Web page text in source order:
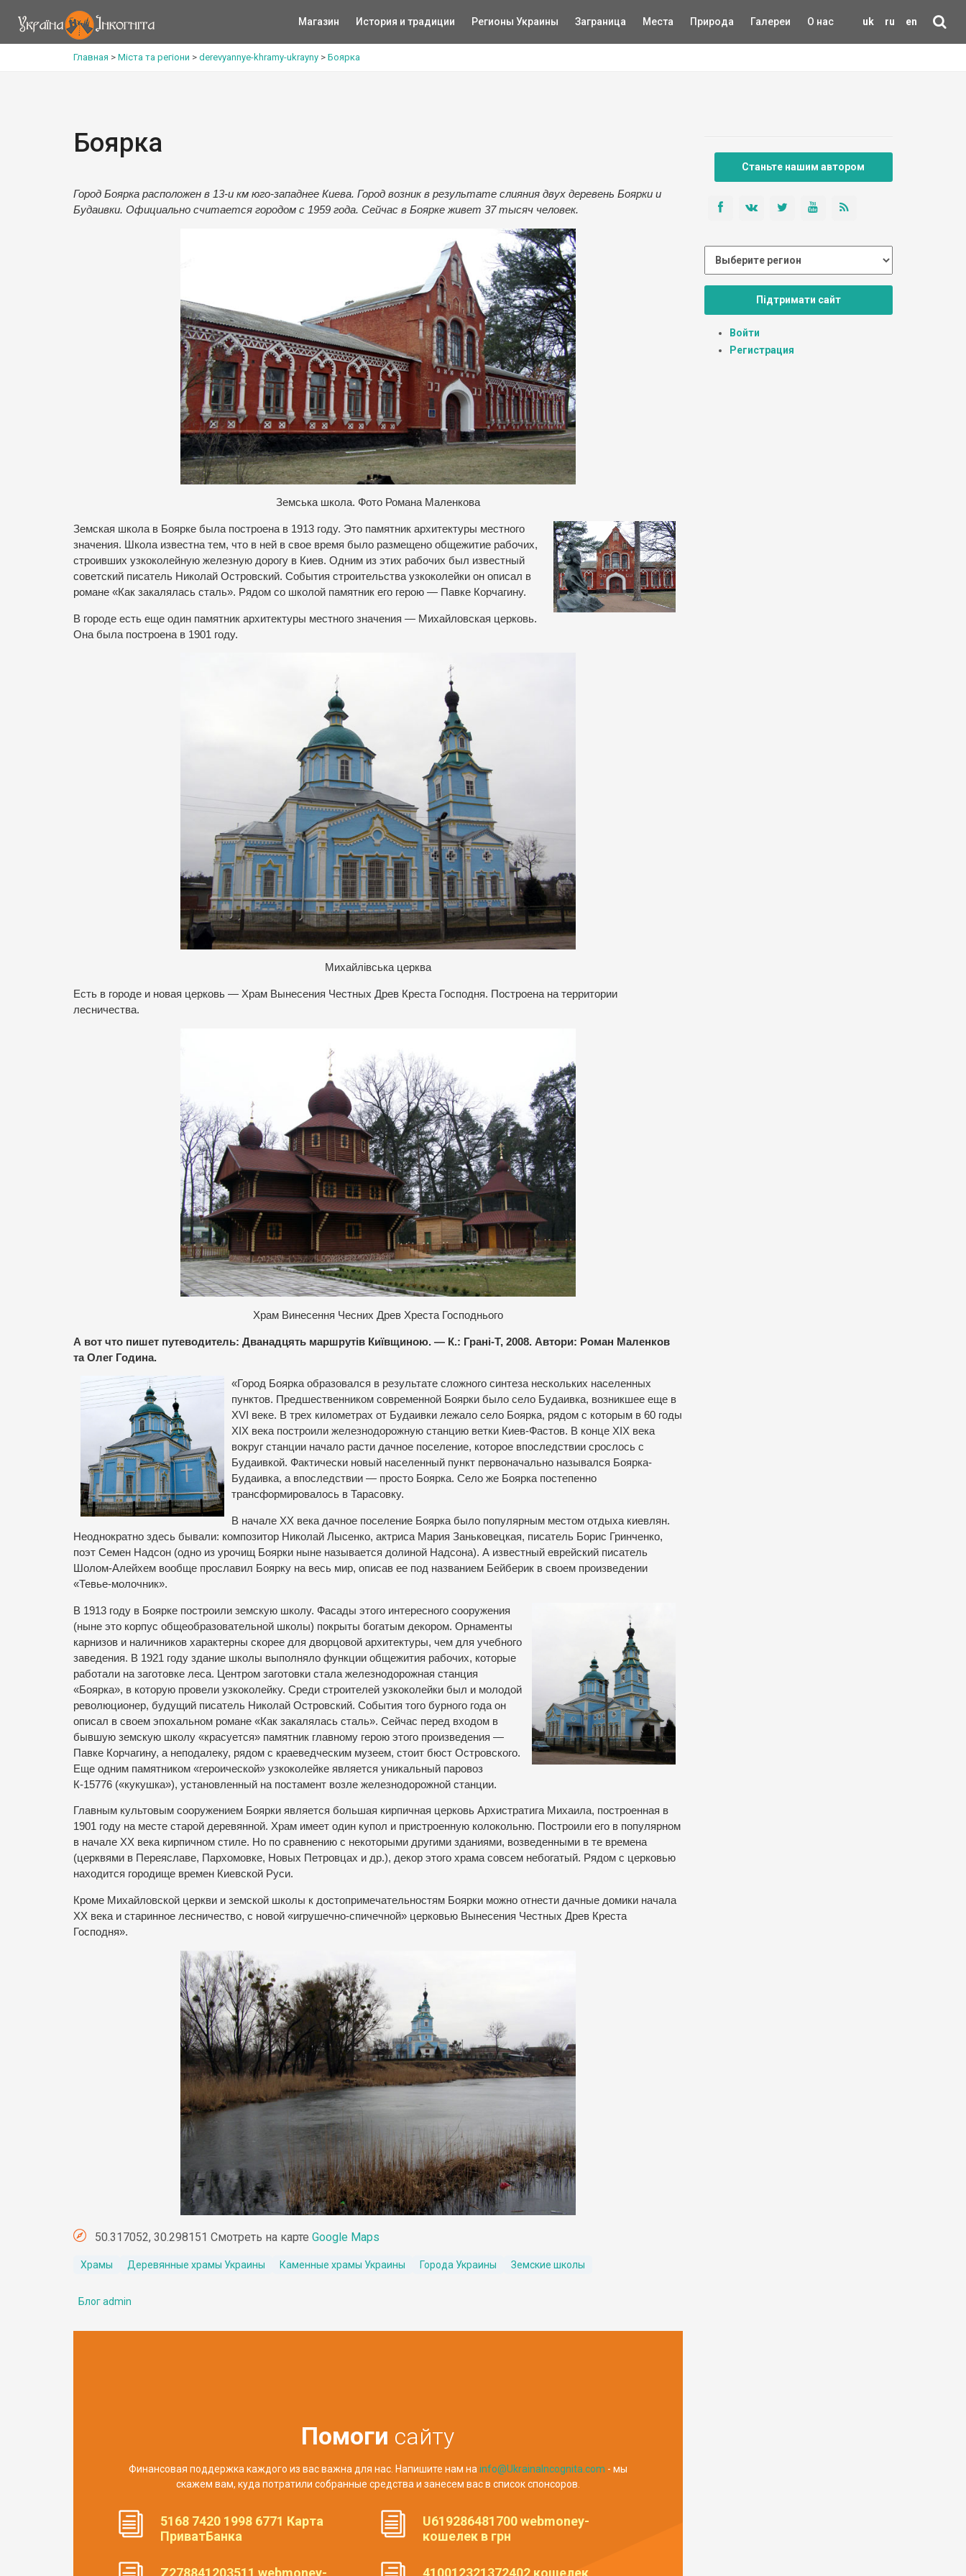
uk ru en
Магазин История и традиции Регионы Украины Заграница Места Природа Галереи О нас
Главная > Міста та регіони > derevyannye-khramy-ukrayny > Боярка
Боярка
Город Боярка расположен в 13-и км юго-западнее Киева. Город возник в результате слияния двух деревень Боярки и
Будаивки. Официально считается городом с 1959 года. Сейчас в Боярке живет 37 тысяч человек.
Земська школа. Фото Романа Маленкова
Земская школа в Боярке была построена в 1913 году. Это памятник архитектуры местного
значения. Школа известна тем, что в ней в свое время было размещено общежитие рабочих,
строивших узкоколейную железную дорогу в Киев. Одним из этих рабочих был известный
советский писатель Николай Островский. События строительства узкоколейки он описал в
романе «Как закалялась сталь». Рядом со школой памятник его герою — Павке Корчагину.
В городе есть еще один памятник архитектуры местного значения — Михайловская церковь.
Она была построена в 1901 году.
Михайлівська церква
Есть в городе и новая церковь — Храм Вынесения Честных Древ Креста Господня. Построена на территории
лесничества.
Храм Винесення Чесних Древ Хреста Господнього
А вот что пишет путеводитель: Дванадцять маршрутів Київщиною. — К.: Грані-Т, 2008. Автори: Роман Маленков
та Олег Година.
«Город Боярка образовался в результате сложного синтеза нескольких населенных
пунктов. Предшественником современной Боярки было село Будаивка, возникшее еще в
XVI веке. В трех километрах от Будаивки лежало село Боярка, рядом с которым в 60 годы
XIX века построили железнодорожную станцию ветки Киев-Фастов. В конце XIX века
вокруг станции начало расти дачное поселение, которое впоследствии срослось с
Будаивкой. Фактически новый населенный пункт первоначально назывался Боярка-
Будаивка, а впоследствии — просто Боярка. Село же Боярка постепенно
трансформировалось в Тарасовку.
В начале ХХ века дачное поселение Боярка было популярным местом отдыха киевлян.
Неоднократно здесь бывали: композитор Николай Лысенко, актриса Мария Заньковецкая, писатель Борис Гринченко,
поэт Семен Надсон (одно из урочищ Боярки ныне называется долиной Надсона). А известный еврейский писатель
Шолом-Алейхем вообще прославил Боярку на весь мир, описав ее под названием Бейберик в своем произведении
«Тевье-молочник».
В 1913 году в Боярке построили земскую школу. Фасады этого интересного сооружения
(ныне это корпус общеобразовательной школы) покрыты богатым декором. Орнаменты
карнизов и наличников характерны скорее для дворцовой архитектуры, чем для учебного
заведения. В 1921 году здание школы выполняло функции общежития рабочих, которые
работали на заготовке леса. Центром заготовки стала железнодорожная станция
«Боярка», в которую провели узкоколейку. Среди строителей узкоколейки был и молодой
революционер, будущий писатель Николай Островский. События того бурного года он
описал в своем эпохальном романе «Как закалялась сталь». Сейчас перед входом в
бывшую земскую школу «красуется» памятник главному герою этого произведения —
Павке Корчагину, а неподалеку, рядом с краеведческим музеем, стоит бюст Островского.
Еще одним памятником «героической» узкоколейке является уникальный паровоз
К-15776 («кукушка»), установленный на постамент возле железнодорожной станции.
Главным культовым сооружением Боярки является большая кирпичная церковь Архистратига Михаила, построенная в
1901 году на месте старой деревянной. Храм имеет один купол и пристроенную колокольню. Построили его в популярном
в начале ХХ века кирпичном стиле. Но по сравнению с некоторыми другими зданиями, возведенными в те времена
(церквями в Переяславе, Пархомовке, Новых Петровцах и др.), декор этого храма совсем небогатый. Рядом с церковью
находится городище времен Киевской Руси.
Кроме Михайловской церкви и земской школы к достопримечательностям Боярки можно отнести дачные домики начала
ХХ века и старинное лесничество, с новой «игрушечно-спичечной» церковью Вынесения Честных Древ Креста
Господня».
50.317052, 30.298151 Смотреть на карте Google Maps
Храмы Деревянные храмы Украины Каменные храмы Украины Города Украины Земские школы
Блог admin
Помоги сайту
Финансовая поддержка каждого из вас важна для нас. Напишите нам наinfo@UkrainaIncognita.com - мы
скажем вам, куда потратили собранные средства и занесем вас в список спонсоров.
5168 7420 1998 6771 Карта
ПриватБанка
U619286481700 webmoney-
кошелек в грн
Станьте нашим автором
Підтримати сайт
Войти
Регистрация